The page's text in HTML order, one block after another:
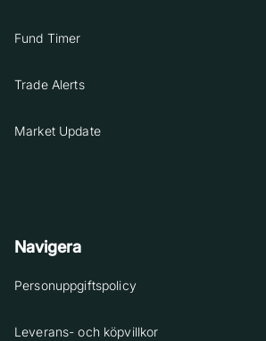
Fund Timer
Trade Alerts
Market Update
Navigera
Personuppgiftspolicy
Leverans- och köpvillkor